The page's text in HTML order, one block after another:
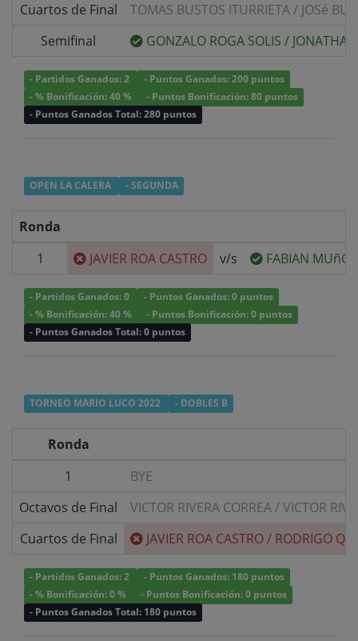
Cuartos de Final
TOMAS BUSTOS ITURRIETA/ JOSé
Semifinal
GONZALO ROGA SOLIS /
- Partidos Ganados: 2
- Puntos Ganados: 200 puntos
- % Bonificación: 40 %
- Puntos Bonificación: 80 puntos
- Puntos Ganados Total: 280 puntos
OPEN LA CALERA - SEGUNDA
Ronda
1
JAVIER ROA CASTRO v/s FABIAN
- Partidos Ganados: 0
- Puntos Ganados: 0 puntos
- % Bonificación: 40 %
- Puntos Bonificación: 0 puntos
- Puntos Ganados Total: 0 puntos
TORNEO MARIO LUCO 2022 - DOBLES B
Ronda
1
BYE
Octavos de Final
VICTOR RIVERA CORREA/VICTOR
Cuartos de Final
JAVIER ROA CASTRO/ RODRIGO
- Partidos Ganados: 2
- Puntos Ganados: 180 puntos
- % Bonificación: 0 %
- Puntos Bonificación: 0 puntos
- Puntos Ganados Total: 180 puntos